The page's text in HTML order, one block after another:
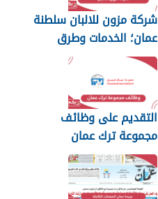
شركة مزون للالبان سلطنة
عمان؛ الخدمات وطرق
التواصل
التقديم على وظائف
مجموعة ترك عمان